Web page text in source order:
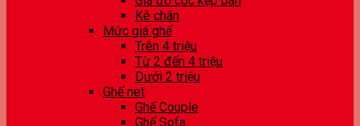
Kê chân
Mức giá ghế
Trên 4 triệu
Từ 2 đến 4 triệu
Dưới 2 triệu
Ghế net
Ghế Couple
Ghế Sofa